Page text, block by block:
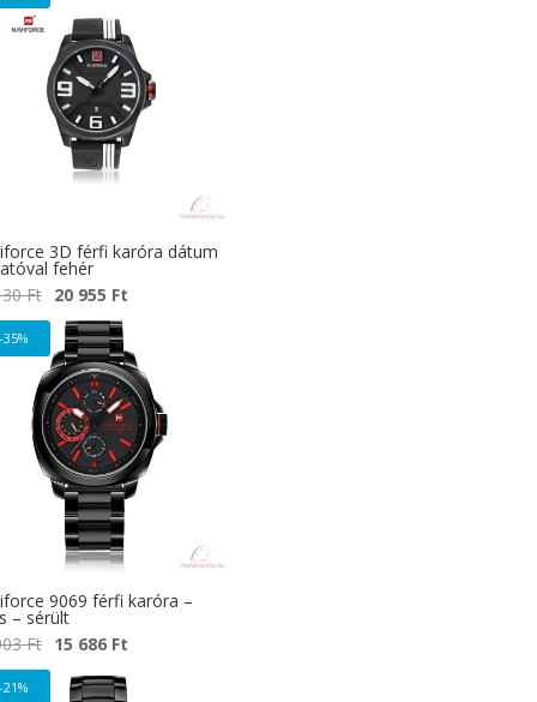
3D férfi karóra dátum
fehér
Ft Original
price
was:
24
130 Ft.
20 955 Ft
is:
20
955 Ft.
-35%
9069 férfi karóra –
– sérült
Ft Original
price
15 686 Ft
-21%